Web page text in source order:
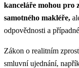
kanceláře mohou pro
samotného makléře,
odpovědnosti a
Zákon o realitním
smluvní ujednání,